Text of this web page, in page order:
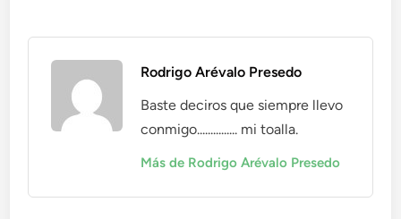
Rodrigo Arévalo Presedo
Baste deciros que siempre llevo
conmigo............... mi toalla.
Más de Rodrigo Arévalo Presedo